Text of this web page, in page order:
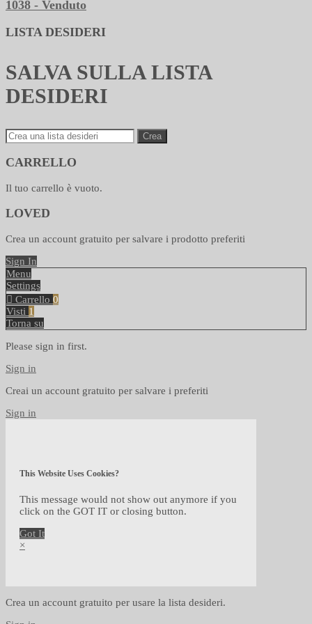
1038 - Venduto
LISTA DESIDERI
SALVA SULLA LISTA
DESIDERI
Crea
CARRELLO
Il tuo carrello è vuoto.
LOVED
Crea un account gratuito per salvare i prodotto preferiti
Sign In
Menu
Settings
Carrello 0
Visti 1
Torna su
Please sign in first.
Sign in
Creai un account gratuito per salvare i preferiti
Sign in
This Website Uses Cookies?
This message would not show out anymore if you
click on the GOT IT or closing button.
Got It
×
Crea un account gratuito per usare la lista desideri.